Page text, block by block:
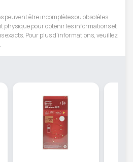
peuvent être incomplètes ou obsolètes.
physique pour obtenir les informations et
exacts. Pour plus d'informations, veuillez